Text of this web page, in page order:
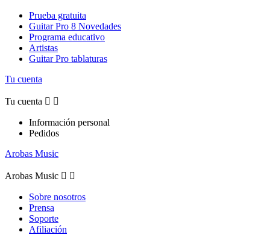
Prueba gratuita
Guitar Pro 8 Novedades
Programa educativo
Artistas
Guitar Pro tablaturas
Tu cuenta
Tu cuenta  
Información personal
Pedidos
Arobas Music
Arobas Music  
Sobre nosotros
Prensa
Soporte
Afiliación